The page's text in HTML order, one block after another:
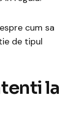
cum sa
de tipul
la